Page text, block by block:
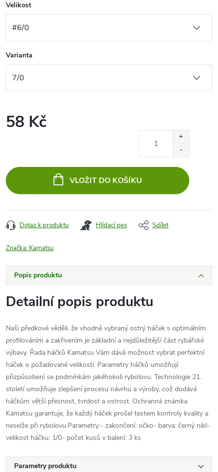
Velikost
Varianta
58 Kč
VLOŽIT DO KOŠÍKU
Dotaz k produktu Hlídací pes Sdílet
Značka: Kamatsu
Popis produktu
Detailní popis produktu
Naši předkové věděli, že vhodně vybraný ostrý háček s optimálním
profilováním a zakřivením je základní a nejdůležitější část rybářské
výbavy. Řada háčků Kamatsu Vám dává možnost vybrat perfektní
háček o požadované velikosti. Parametry háčků umožňují
přizpůsobení se podmínkám jakéhokoli rybolovu. Technologie 21.
století umožňuje zlepšení procesu návrhu a výroby, což dodává
háčkům větší přesnost, tvrdost a ostrost. Ochranná známka
Kamatsu garantuje, že každý háček prošel testem kontroly kvality a
neselže při rybolovu.Parametry:- zakončení: očko- barva: černý nikl-
velikost háčku: 1/0- počet kusů v balení: 3 ks
Parametry produktu